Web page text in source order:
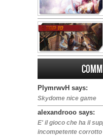
PIymrwvH says:
Skydome nice game
alexandrooo says:
E' il gioco che ha il
incompetente